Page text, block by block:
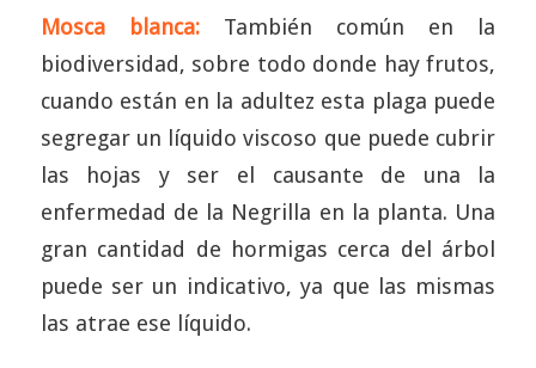
Mosca blanca: También común en la
biodiversidad, sobre todo donde hay frutos,
cuando están en la adultez esta plaga puede
segregar un líquido viscoso que puede cubrir
las hojas y ser el causante de una la
enfermedad de la Negrilla en la planta. Una
gran cantidad de hormigas cerca del árbol
puede ser un indicativo, ya que las mismas
las atrae ese líquido.